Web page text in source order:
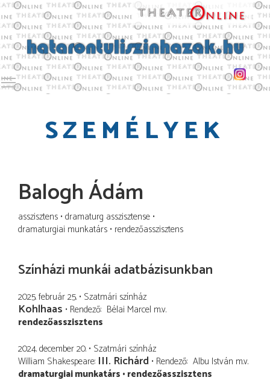
Toggle main menu visibility
SZEMÉLYEK
Balogh Ádám
asszisztens dramaturg asszisztense
dramaturgiai munkatárs rendezőasszisztens
Színházi munkái adatbázisunkban
2025. február 25. Szatmári színház
Kohlhaas Rendező Bélai Marcel m.v.
rendezőasszisztens
2024. december 20. Szatmári színház
William Shakespeare III. Richárd Rendező Albu István m.v.
dramaturgiai munkatárs rendezőasszisztens